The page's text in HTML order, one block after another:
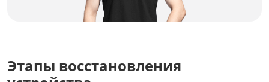
Замена оптических элементов
от 2 000 ₽
Этапы восстановления